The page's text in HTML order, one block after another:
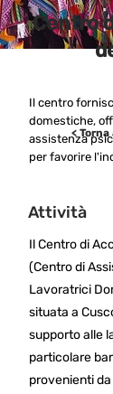
<
Attività
Il Centro di
(Centro di
Lavoratrici
situata a
supporto alle
particolare
provenienti
Centro
Il centro
domestiche,
assistenza
per favorire